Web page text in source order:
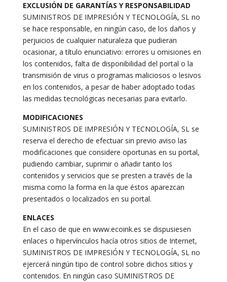
EXCLUSIÓN DE GARANTÍAS Y RESPONSABILIDAD
SUMINISTROS DE IMPRESIÓN Y TECNOLOGÍA, SL no
se hace responsable, en ningún caso, de los daños y
perjuicios de cualquier naturaleza que pudieran
ocasionar, a título enunciativo: errores u omisiones en
los contenidos, falta de disponibilidad del portal o la
transmisión de virus o programas maliciosos o lesivos
en los contenidos, a pesar de haber adoptado todas
las medidas tecnológicas necesarias para evitarlo.
MODIFICACIONES
SUMINISTROS DE IMPRESIÓN Y TECNOLOGÍA, SL se
reserva el derecho de efectuar sin previo aviso las
modificaciones que considere oportunas en su portal,
pudiendo cambiar, suprimir o añadir tanto los
contenidos y servicios que se presten a través de la
misma como la forma en la que éstos aparezcan
presentados o localizados en su portal.
ENLACES
En el caso de que en www.ecoink.es se dispusiesen
enlaces o hipervínculos hacía otros sitios de Internet,
SUMINISTROS DE IMPRESIÓN Y TECNOLOGÍA, SL no
ejercerá ningún tipo de control sobre dichos sitios y
contenidos. En ningún caso SUMINISTROS DE